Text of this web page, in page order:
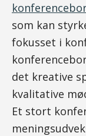
som kan
fokusset i
det kreative
kvalitative
Et stort